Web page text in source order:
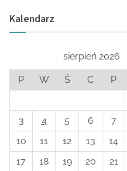
Kalendarz
sierpień 2026
P W Ś C P
3
4 5 6 7
10
11 12 13 14
17
18 19 20 21